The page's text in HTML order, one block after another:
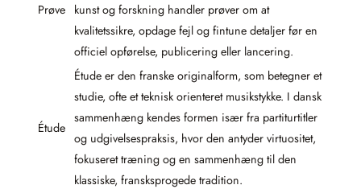
Prøve kunst og forskning handler prøver om at
kvalitetssikre, opdage fejl og fintune detaljer før en
officiel opførelse, publicering eller lancering.
Étude
Étude er den franske originalform, som betegner et
studie, ofte et teknisk orienteret musikstykke. I dansk
sammenhæng kendes formen især fra partiturtitler
og udgivelsespraksis, hvor den antyder virtuositet,
fokuseret træning og en sammenhæng til den
klassiske, fransksprogede tradition.